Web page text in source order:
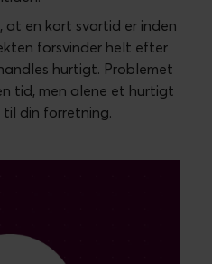
performance er at
performance
af de meste relevante
som afdækker, om
kundetab)